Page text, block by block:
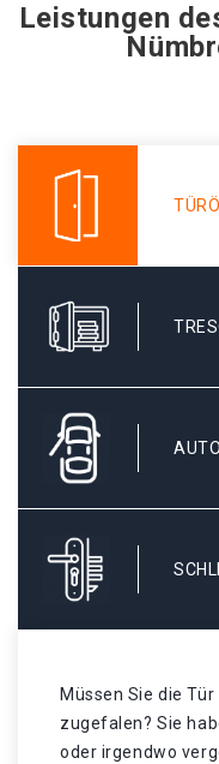
Leistungen
Müssen Sie die
zugefalen? Sie
oder irgendwo